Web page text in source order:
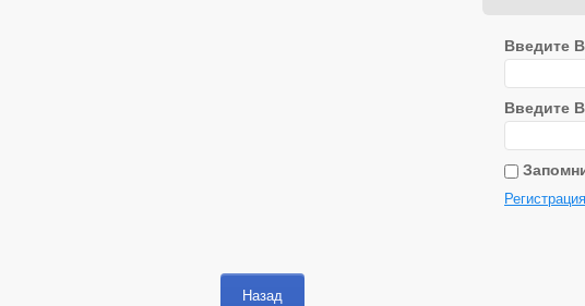
Введите
Введите
Регистрация
Назад